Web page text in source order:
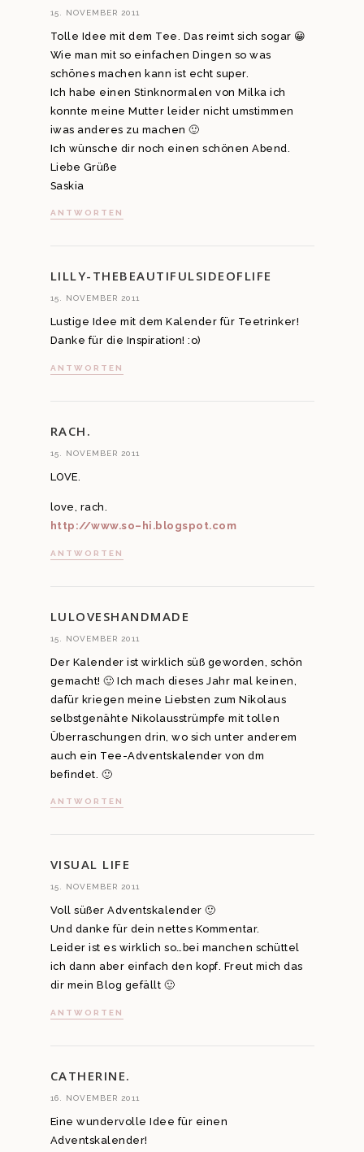
15. NOVEMBER 2011
Tolle Idee mit dem Tee. Das reimt sich sogar 😀
Wie man mit so einfachen Dingen so was
schönes machen kann ist echt super.
Ich habe einen Stinknormalen von Milka ich
konnte meine Mutter leider nicht umstimmen
iwas anderes zu machen 🙂
Ich wünsche dir noch einen schönen Abend.
Liebe Grüße
Saskia
ANTWORTEN
LILLY-THEBEAUTIFULSIDEOFLIFE
15. NOVEMBER 2011
Lustige Idee mit dem Kalender für Teetrinker!
Danke für die Inspiration! :o)
ANTWORTEN
RACH.
15. NOVEMBER 2011
LOVE.
love, rach.
http://www.so–hi.blogspot.com
ANTWORTEN
LULOVESHANDMADE
15. NOVEMBER 2011
Der Kalender ist wirklich süß geworden, schön
gemacht! 🙂 Ich mach dieses Jahr mal keinen,
dafür kriegen meine Liebsten zum Nikolaus
selbstgenähte Nikolausstrümpfe mit tollen
Überraschungen drin, wo sich unter anderem
auch ein Tee-Adventskalender von dm
befindet. 🙂
ANTWORTEN
VISUAL LIFE
15. NOVEMBER 2011
Voll süßer Adventskalender 🙂
Und danke für dein nettes Kommentar.
Leider ist es wirklich so…bei manchen schüttel
ich dann aber einfach den kopf. Freut mich das
dir mein Blog gefällt 🙂
ANTWORTEN
CATHERINE.
16. NOVEMBER 2011
Eine wundervolle Idee für einen
Adventskalender!